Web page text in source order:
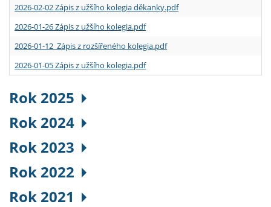
2026-02-02 Zápis z užšího kolegia děkanky.pdf
2026-01-26 Zápis z užšího kolegia.pdf
2026-01-12 Zápis z rozšířeného kolegia.pdf
2026-01-05 Zápis z užšího kolegia.pdf
Rok 2025
Rok 2024
Rok 2023
Rok 2022
Rok 2021